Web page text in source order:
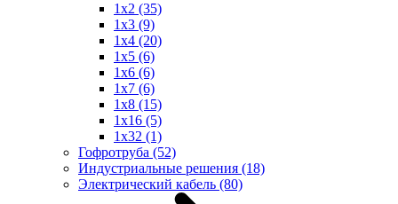
1x2 (35)
1x3 (9)
1x4 (20)
1x5 (6)
1x6 (6)
1x7 (6)
1x8 (15)
1x16 (5)
1x32 (1)
Гофротруба (52)
Индустриальные решения (18)
Электрический кабель (80)